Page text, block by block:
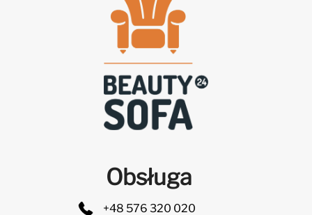
Obsługa
+48 576 320 020